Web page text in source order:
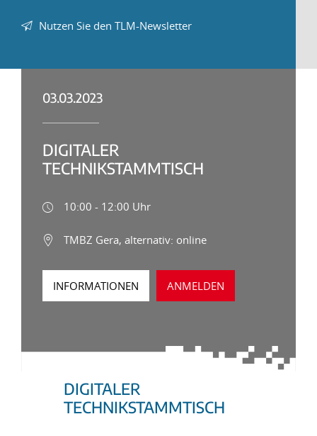
Nutzen Sie den TLM-Newsletter
03.03.2023
DIGITALER
TECHNIKSTAMMTISCH
10:00 - 12:00 Uhr
TMBZ Gera, alternativ: online
INFORMATIONEN ANMELDEN
DIGITALER
TECHNIKSTAMMTISCH